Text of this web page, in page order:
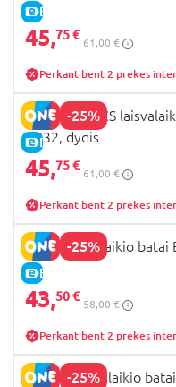
E-KAINA
45,75 €
61,00 €
Perkant bent 2 prekes
-25%
E-KAINA
BIOMECANICS
D032, dydis
45,75 €
61,00 €
Perkant bent 2 prekes
-25%
E-KAINA
GEOX laisvalaikio batai
43,50 €
58,00 €
Perkant bent 2 prekes
-25%
VIKING laisvalaikio